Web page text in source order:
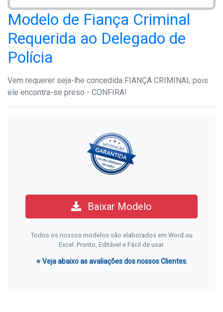
Modelo de Fiança Criminal
Requerida ao Delegado de
Polícia
Vem requerer seja-lhe concedida FIANÇA CRIMINAL pois
ele encontra-se preso - CONFIRA!
Baixar Modelo
Todos os nossos modelos são elaborados em Word ou
Excel. Pronto, Editável e Fácil de usar.
⭐ Veja abaixo as avaliações dos nossos Clientes.